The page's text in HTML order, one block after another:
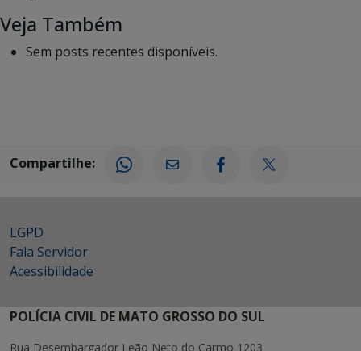
Veja Também
Sem posts recentes disponíveis.
Compartilhe:
LGPD
Fala Servidor
Acessibilidade
POLÍCIA CIVIL DE MATO GROSSO DO SUL
Rua Desembargador Leão Neto do Carmo 1203